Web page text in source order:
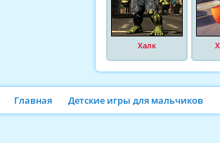
Халк
Главная Детские игры для мальчиков